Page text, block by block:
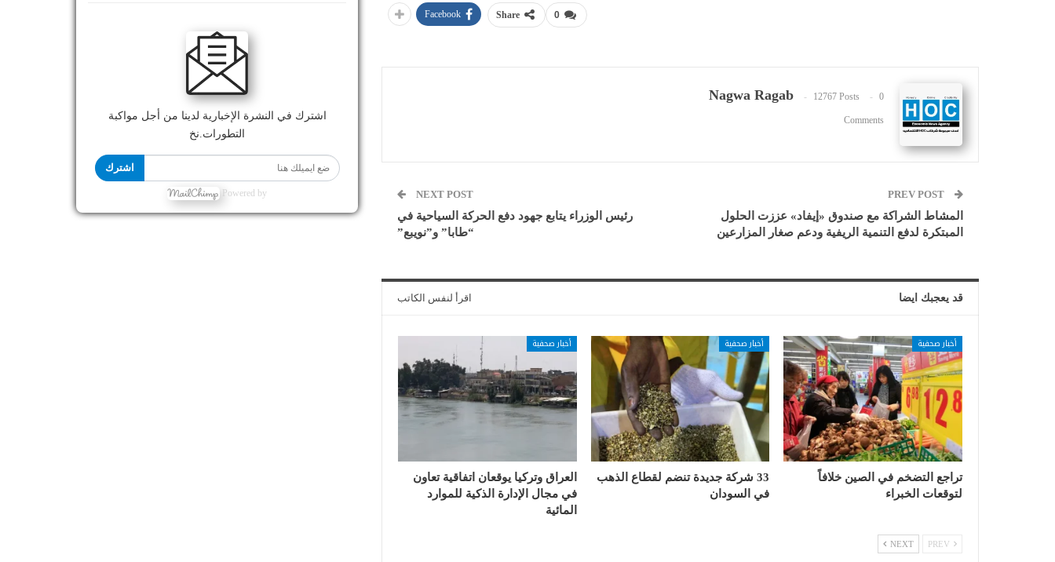
0
Share
Facebook
Nagwa Ragab 12767 Posts 0
Comments
المشاط الشراكة مع صندوق «إيفاد» عززت الحلول
المبتكرة لدفع التنمية الريفية ودعم صغار المزارعين
NEXT POST
رئيس الوزراء يتابع جهود دفع الحركة السياحية في
“طابا” و”نويبع”
قد يعجبك ايضا اقرأ لنفس الكاتب
أخبار صحفية
تراجع التضخم في الصين خلافاً
لتوقعات الخبراء
أخبار صحفية
33 شركة جديدة تنضم لقطاع الذهب
في السودان
أخبار صحفية
العراق وتركيا يوقعان اتفاقية تعاون
في مجال الإدارة الذكية للموارد
المائية
NEXT
اشترك في النشرة الإخبارية لدينا من أجل مواكبة
التطورات.نخ
اشترك
Powered by